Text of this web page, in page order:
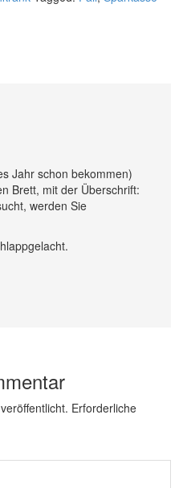
Jahr schon bekommen)
Brett, mit der Überschrift:
werden Sie
Erforderliche